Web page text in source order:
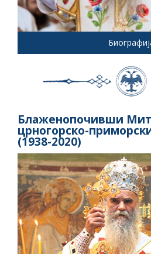
Блаженопочивши
црногорско-
(1938-2020)